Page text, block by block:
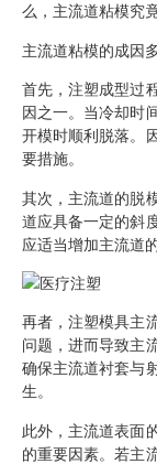
么，主流道粘模究
主流道粘模的成因
首先，注塑成型过
因之一。当冷却时
开模时顺利脱落。
要措施。
其次，主流道的脱
道应具备一定的斜
应适当增加主流道
再者，注塑模具主
问题，进而导致主
确保主流道衬套与
生。
此外，主流道表面
的重要因素。若主